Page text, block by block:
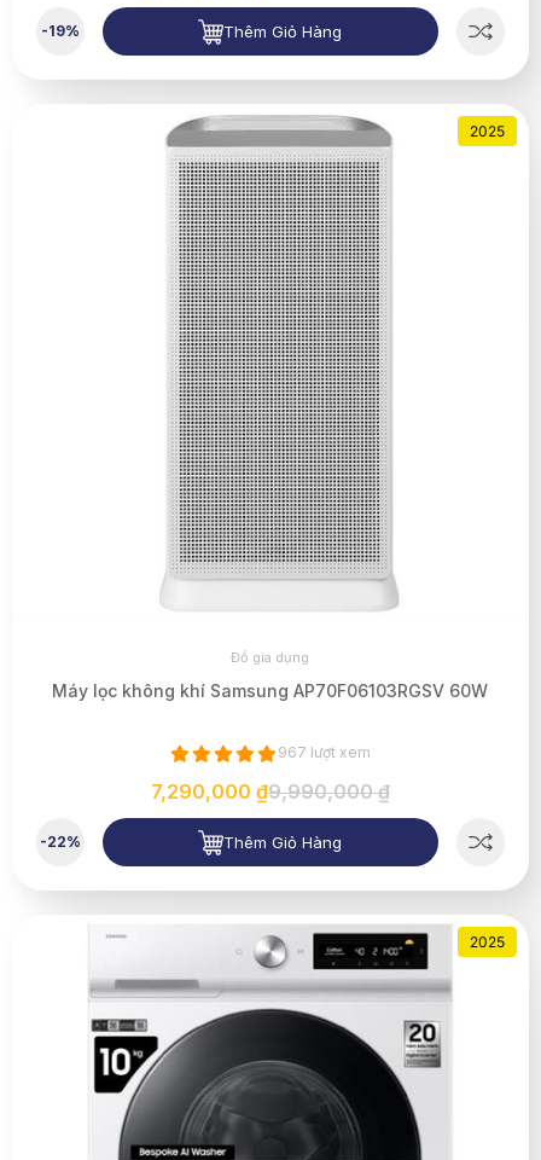
-19% Thêm Giỏ Hàng
2025
Đồ gia dụng
Máy lọc không khí Samsung AP70F06103RGSV 60W
967 lượt xem
7,290,000 ₫9,990,000 ₫
-22% Thêm Giỏ Hàng
2025